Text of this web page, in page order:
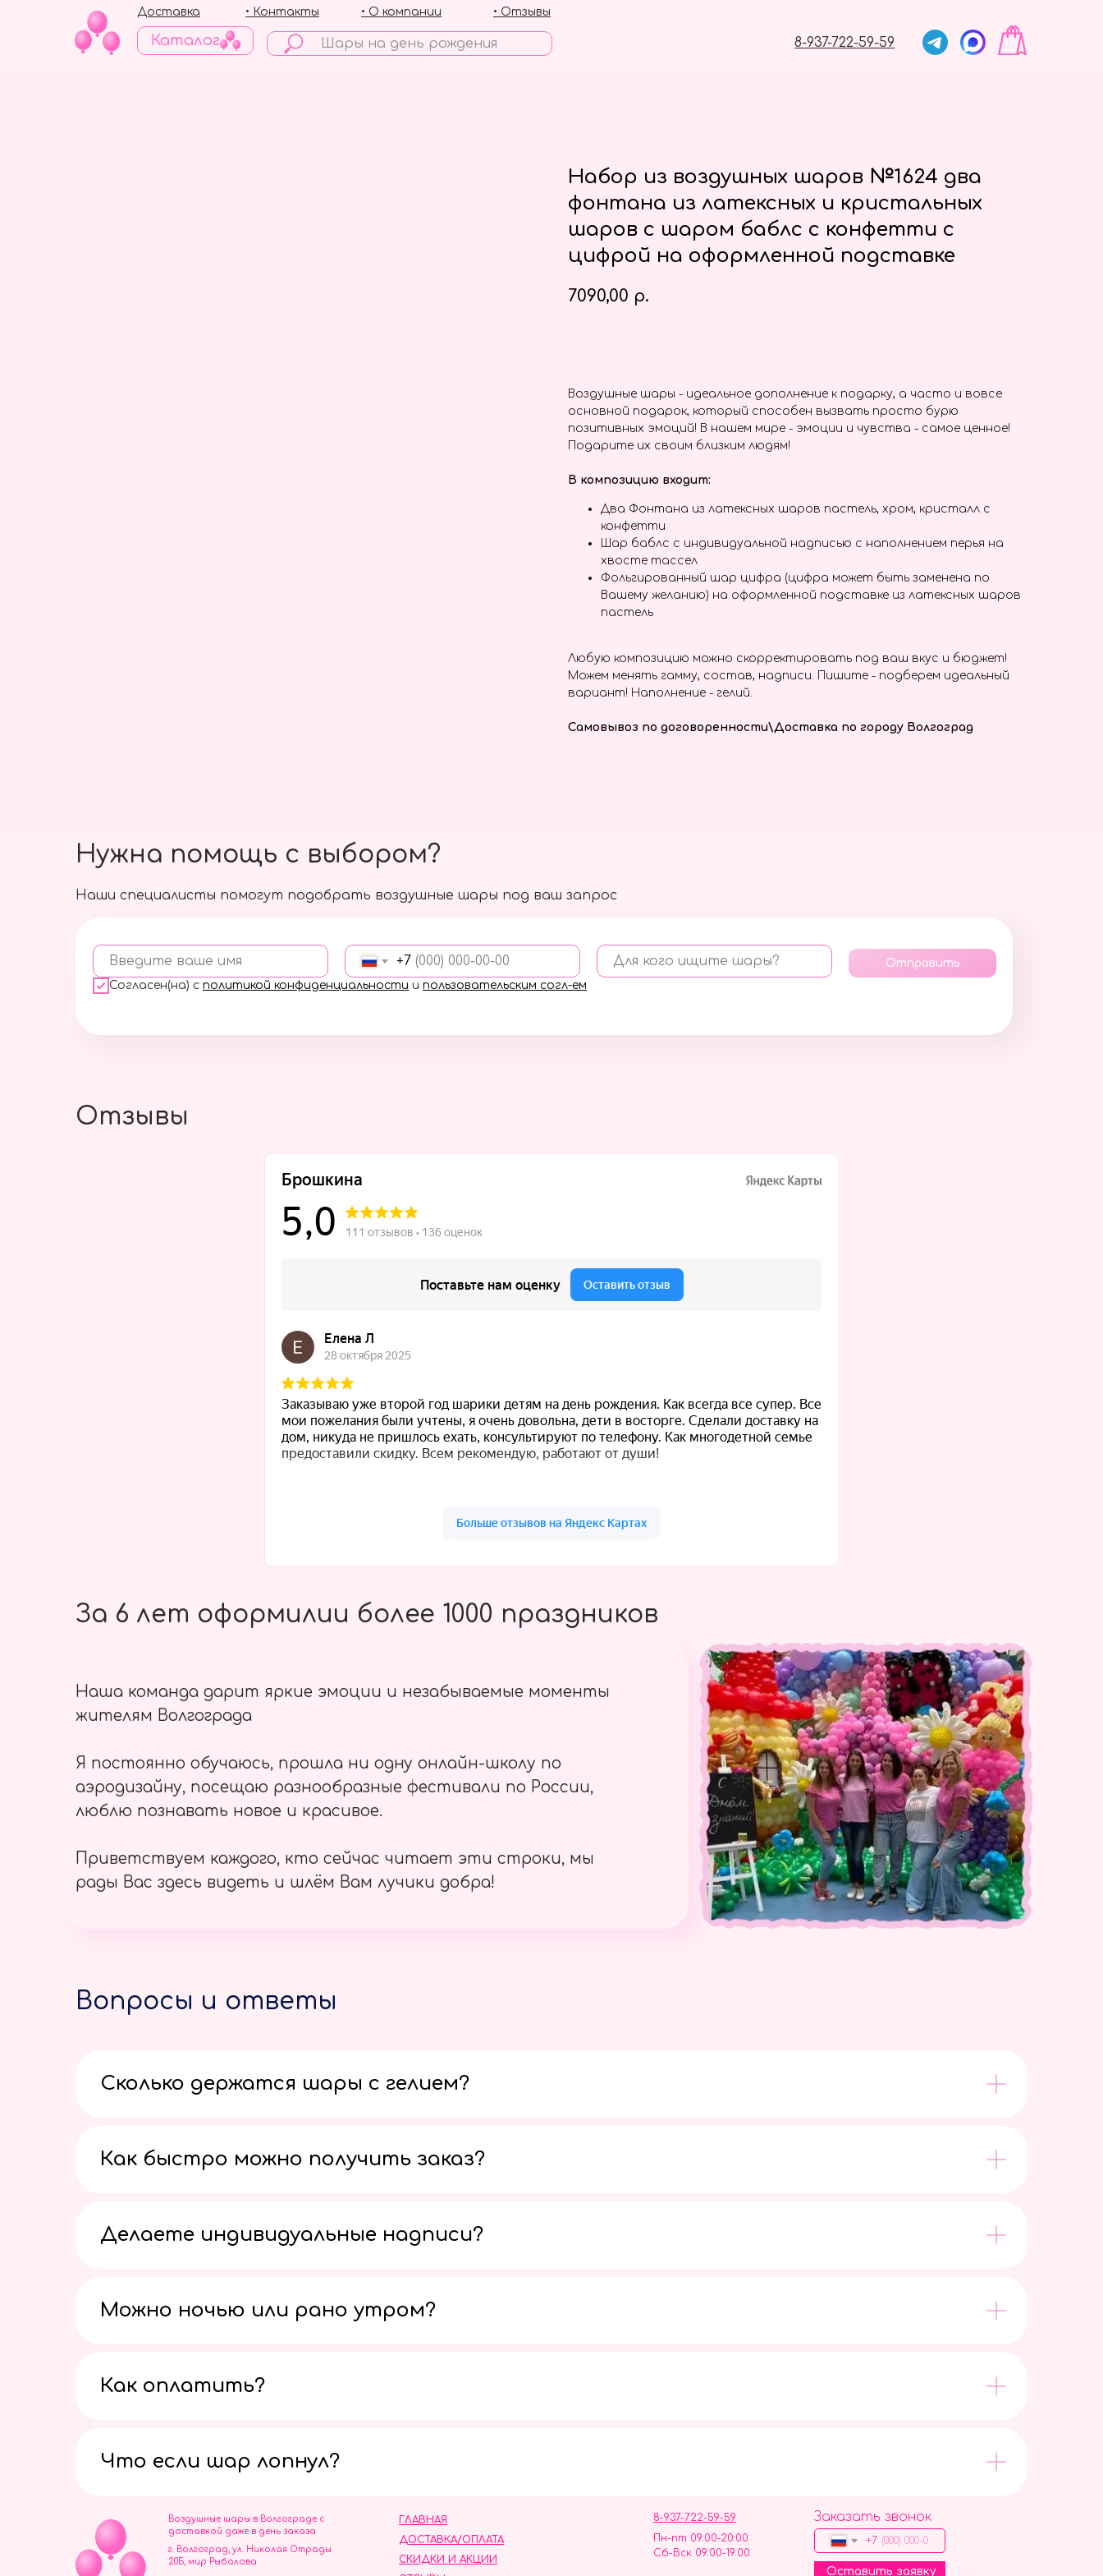
Каталог 8-937-722-59-59
• Отзывы
• О компании
• Контакты
Доставка
Набор из воздушных шаров №1624 два
фонтана из латексных и кристальных
шаров с шаром баблс с конфетти с
цифрой на оформленной подставке
7090,00 р.
Воздушные шары - идеальное дополнение к подарку, а часто и вовсе
основной подарок, который способен вызвать просто бурю
позитивных эмоций! В нашем мире - эмоции и чувства - самое ценное!
Подарите их своим близким людям!
В композицию входит:
Два Фонтана из латексных шаров пастель, хром, кристалл с
конфетти
Шар баблс с индивидуальной надписью с наполнением перья на
хвосте тассел
Фольгированный шар цифра (цифра может быть заменена по
Вашему желанию) на оформленной подставке из латексных шаров
пастель
Любую композицию можно скорректировать под ваш вкус и бюджет!
Можем менять гамму, состав, надписи. Пишите - подберем идеальный
вариант! Наполнение - гелий.
Самовывоз по договоренности\Доставка по городу Волгоград
Наши специалисты помогут подобрать воздушные шары под ваш запрос
Введите ваше имя +7 Для кого ищите шары?
Согласен(на) с политикой конфиденциальности и пользовательским согл-ем
Отправить
Нужна помощь с выбором?
Отзывы
За 6 лет оформилии более 1000 праздников
Наша команда дарит яркие эмоции и незабываемые моменты
жителям Волгограда
Я постоянно обучаюсь, прошла ни одну онлайн-школу по
аэродизайну, посещаю разнообразные фестивали по России,
люблю познавать новое и красивое.
Приветствуем каждого, кто сейчас читает эти строки, мы
рады Вас здесь видеть и шлём Вам лучики добра!
Вопросы и ответы
Сколько держатся шары с гелием?
Как быстро можно получить заказ?
Делаете индивидуальные надписи?
Можно ночью или рано утром?
Как оплатить?
Что если шар лопнул?
ГЛАВНАЯ
ДОСТАВКА/ОПЛАТА
СКИДКИ И АКЦИИ
8-937-722-59-59
Пн-пт 09:00-20:00
Сб-Вск 09:00-19:00
Воздушные шары в Волгограде с
доставкой даже в день заказа
Заказать звонок
+7
Оставить заявку
г. Волгоград, ул. Николая Отрады
20Б, мир Рыболова